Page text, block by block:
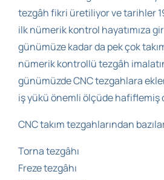
tezgâh fikri üretiliyor ve tarihler
ilk nümerik kontrol hayatımıza
günümüze kadar da pek çok
nümerik kontrollü tezgâh
günümüzde CNC tezgahlara
iş yükü önemli ölçüde hafiflemiş
CNC takım tezgahlarından
Torna tezgâhı
Freze tezgâhı